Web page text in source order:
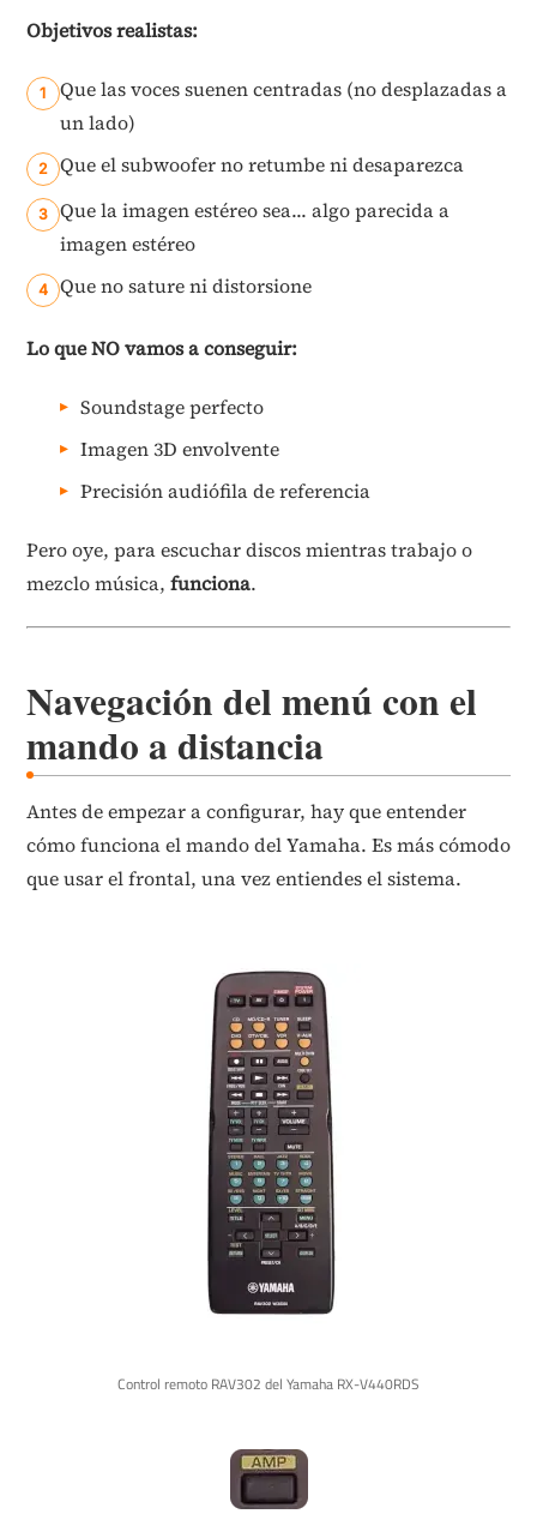
Objetivos realistas:
Que las voces suenen centradas (no desplazadas a
un lado)
Que el subwoofer no retumbe ni desaparezca
Que la imagen estéreo sea... algo parecida a
imagen estéreo
Que no sature ni distorsione
Lo que NO vamos a conseguir:
Soundstage perfecto
Imagen 3D envolvente
Precisión audiófila de referencia
Pero oye, para escuchar discos mientras trabajo o
mezclo música, funciona.
Navegación del menú con el
mando a distancia
Antes de empezar a configurar, hay que entender
cómo funciona el mando del Yamaha. Es más cómodo
que usar el frontal, una vez entiendes el sistema.
Control remoto RAV302 del Yamaha RX-V440RDS